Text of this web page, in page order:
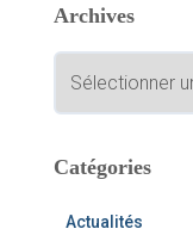
r
r
:
Archives
c
iCatégories
Actualités